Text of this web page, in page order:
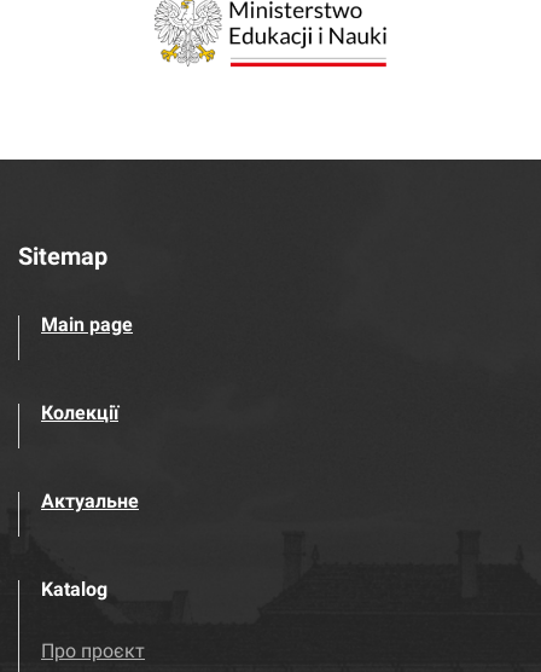
Sitemap
Main page
Колекції
Актуальне
Katalog
Про проєкт